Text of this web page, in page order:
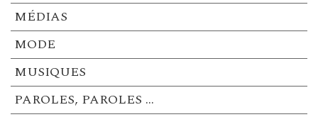
MÉDIAS
MODE
MUSIQUES
PAROLES, PAROLES …